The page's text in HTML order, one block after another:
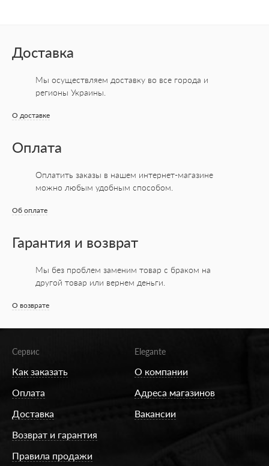
Доставка
Мы осуществляем доставку во все города и
регионы Украины.
О доставке
Оплата
Оплатить заказы в нашем интернет-магазине
можно любым удобным способом.
Об оплате
Гарантия и возврат
Мы без проблем заменим товар с браком на
другой товар или вернем деньги.
О возврате
Сервис
Как заказать
Оплата
Доставка
Возврат и гарантия
Правила продажи
Elegante
О компании
Адреса магазинов
Вакансии